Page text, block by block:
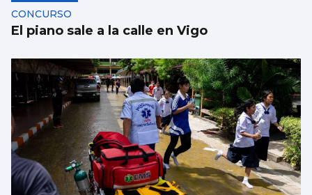
CONCURSO
El piano sale a la calle en Vigo